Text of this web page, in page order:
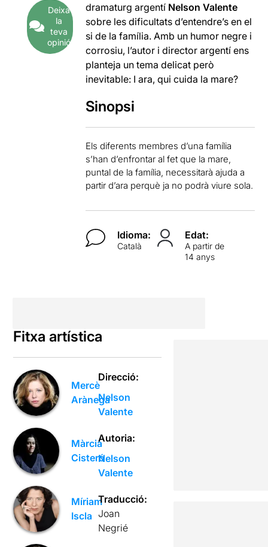
Deixa
la
teva
opinió
dramaturg argentí Nelson Valente
sobre les dificultats d’entendre’s en el
si de la família. Amb un humor negre i
corrosiu, l’autor i director argentí ens
planteja un tema delicat però
inevitable: I ara, qui cuida la mare?
Sinopsi
Els diferents membres d’una família
s’han d’enfrontar al fet que la mare,
puntal de la família, necessitarà ajuda a
partir d’ara perquè ja no podrà viure sola.
Idioma:
Català
Edat:
A partir de
14 anys
Fitxa artística
Mercè
Arànega
Màrcia
Cisteró
Míriam
Iscla
Direcció:
Nelson
Valente
Autoria:
Nelson
Valente
Traducció:
Joan
Negrié